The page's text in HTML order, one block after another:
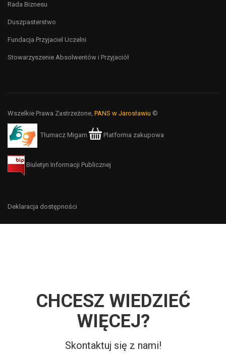
Rada Biznesu
Duszpasterstwo
Fundacja Przyjaciel Uczelni
Stowarzyszenie Absolwentów i Przyjaciół
Wszelkie Prawa Zastrzeżone, PANS w Jarosławiu ©
Tłumacz Migam Platforma zakupowa
Biuletyn Informacji Publicznej
Deklaracja dostępności
CHCESZ WIEDZIEĆ
WIĘCEJ?
Skontaktuj się z nami!